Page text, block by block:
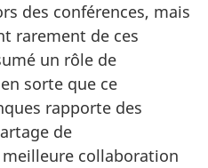
des conférences, mais
rarement de ces
un rôle de
sorte que ce
rapporte des
de
collaboration